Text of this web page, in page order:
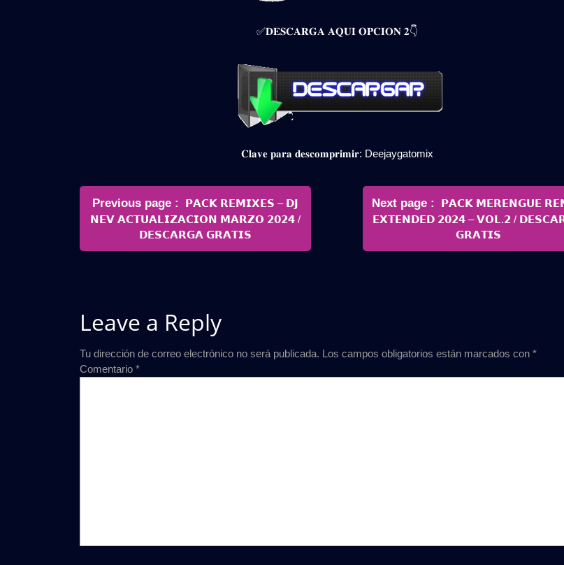
✅𝐃𝐄𝐒𝐂𝐀𝐑𝐆𝐀 𝐀𝐐𝐔𝐈 𝐎𝐏𝐂𝐈𝐎𝐍 𝟐👇
𝐂𝐥𝐚𝐯𝐞 𝐩𝐚𝐫𝐚 𝐝𝐞𝐬𝐜𝐨𝐦𝐩𝐫𝐢𝐦𝐢𝐫: Deejaygatomix
Navegación
de
entradas
Previous page
Older
Posts
𝗣𝗔𝗖𝗞 𝗥𝗘𝗠𝗜𝗫𝗘𝗦 – 𝗗𝗝
𝗡𝗘𝗩 𝗔𝗖𝗧𝗨𝗔𝗟𝗜𝗭𝗔𝗖𝗜𝗢𝗡 𝗠𝗔𝗥𝗭𝗢 𝟮𝟬𝟮𝟰 /
𝗗𝗘𝗦𝗖𝗔𝗥𝗚𝗔 𝗚𝗥𝗔𝗧𝗜𝗦
Next page
Newer
Posts
𝗣𝗔𝗖𝗞 𝗠𝗘𝗥𝗘𝗡𝗚𝗨𝗘
𝗘𝗫𝗧𝗘𝗡𝗗𝗘𝗗 𝟮𝟬𝟮𝟰 – 𝗩𝗢𝗟.𝟮 /
𝗚𝗥𝗔𝗧𝗜𝗦
Leave a Reply
Tu dirección de correo electrónico no será publicada. Los campos obligatorios están marcados con *
Comentario *